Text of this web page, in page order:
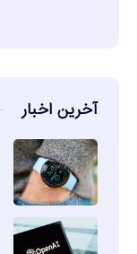
آخرین اخبار